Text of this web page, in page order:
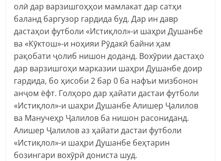
олӣ дар варзишгоҳҳои мамлакат дар сатҳи
баланд баргузор гардида буд. Дар ин давр
дастаҳои футболи «Истиқлол»-и шаҳри Душанбе
ва «Кӯктош»-и ноҳияи Рӯдакӣ байни ҳам
рақобати ҷолиб нишон доданд. Вохӯрии дастаҳо
дар варзишгоҳи марказии шаҳри Душанбе доир
гардида, бо ҳисоби 2 бар 0 ба нафъи мизбонон
анҷом ёфт. Голҳоро дар ҳайати дастаи футболи
«Истиқлол»-и шаҳри Душанбе Алишер Ҷалилов
ва Манучеҳр Ҷалилов ба нишон расониданд.
Алишер Ҷалилов аз ҳайати дастаи футболи
«Истиқлол»-и шаҳри Душанбе беҳтарин
бозингари вохӯрӣ дониста шуд.